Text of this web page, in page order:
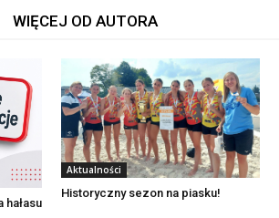
WIĘCEJ OD AUTORA
hałasu
Aktualności
Historyczny sezon na piasku!